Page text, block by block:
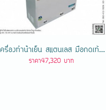
ครื่องทําน้ําเย็น สแตนเลส มือกดเท้...
ราคา47,320 บาท